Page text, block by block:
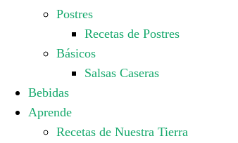
Postres
Recetas de Postres
Básicos
Salsas Caseras
Bebidas
Aprende
Recetas de Nuestra Tierra